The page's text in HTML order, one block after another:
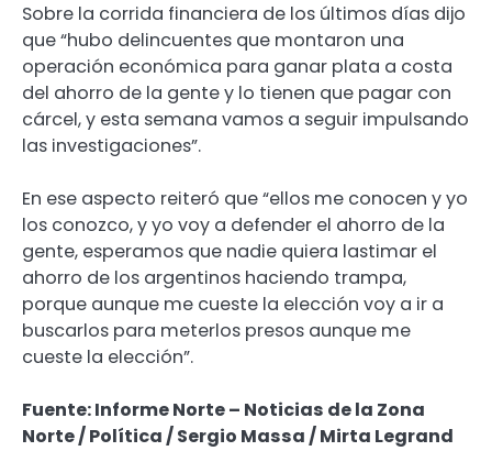
Sobre la corrida financiera de los últimos días dijo
que “hubo delincuentes que montaron una
operación económica para ganar plata a costa
del ahorro de la gente y lo tienen que pagar con
cárcel, y esta semana vamos a seguir impulsando
las investigaciones”.
En ese aspecto reiteró que “ellos me conocen y yo
los conozco, y yo voy a defender el ahorro de la
gente, esperamos que nadie quiera lastimar el
ahorro de los argentinos haciendo trampa,
porque aunque me cueste la elección voy a ir a
buscarlos para meterlos presos aunque me
cueste la elección”.
Fuente: Informe Norte – Noticias de la Zona
Norte / Política / Sergio Massa / Mirta Legrand